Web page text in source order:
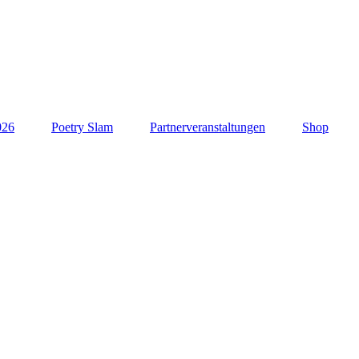
Poetry Slam Partnerveranstaltungen Shop